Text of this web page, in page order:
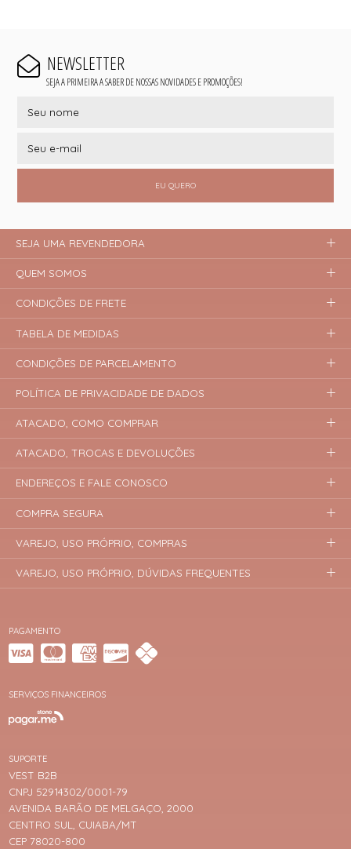
NEWSLETTER
SEJA A PRIMEIRA A SABER DE NOSSAS NOVIDADES E PROMOÇÕES!
EU QUERO
PAGAMENTO
SERVIÇOS FINANCEIROS
SUPORTE
VEST B2B
CNPJ 52914302/0001-79
AVENIDA BARÃO DE MELGAÇO, 2000
CENTRO SUL, CUIABA/MT
CEP 78020-800
SEJA UMA REVENDEDORA
QUEM SOMOS
CONDIÇÕES DE FRETE
TABELA DE MEDIDAS
CONDIÇÕES DE PARCELAMENTO
POLÍTICA DE PRIVACIDADE DE DADOS
ATACADO, COMO COMPRAR
ATACADO, TROCAS E DEVOLUÇÕES
ENDEREÇOS E FALE CONOSCO
COMPRA SEGURA
VAREJO, USO PRÓPRIO, COMPRAS
VAREJO, USO PRÓPRIO, DÚVIDAS FREQUENTES